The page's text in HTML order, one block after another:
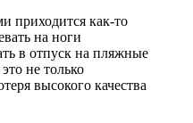
приходится как-то
на ноги
в отпуск на пляжные
не только
высокого качества